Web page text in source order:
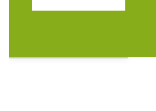
Święto Ziół w pszczyńskim